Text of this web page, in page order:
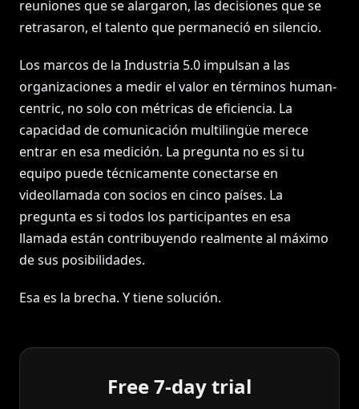
reuniones que se alargaron, las decisiones que se
retrasaron, el talento que permaneció en silencio.
Los marcos de la Industria 5.0 impulsan a las
organizaciones a medir el valor en términos human-
centric, no solo con métricas de eficiencia. La
capacidad de comunicación multilingüe merece
entrar en esa medición. La pregunta no es si tu
equipo puede técnicamente conectarse en
videollamada con socios en cinco países. La
pregunta es si todos los participantes en esa
llamada están contribuyendo realmente al máximo
de sus posibilidades.
Esa es la brecha. Y tiene solución.
Free 7-day trial